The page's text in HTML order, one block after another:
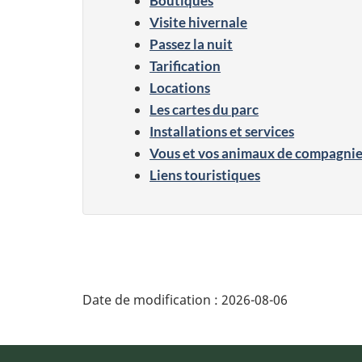
Visite hivernale
Passez la nuit
Tarification
Locations
Les cartes du parc
Installations et services
Vous et vos animaux de
Liens touristiques
Date de modification : 2026-08-06